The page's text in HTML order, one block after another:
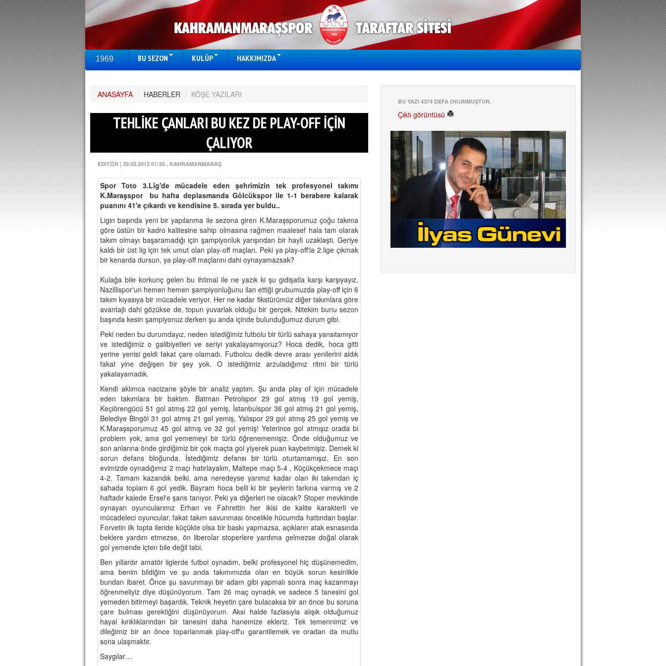
1969 BU SEZON KULÜP HAKKIMIZDA
ANASAYFA / HABERLER / KÖŞE YAZILARI
TEHLİKE ÇANLARI BU KEZ DE PLAY-OFF İÇİN
ÇALIYOR
EDITÖR | 29.02.2012 01:55 , KAHRAMANMARAŞ
Spor Toto 3.Lig'de mücadele eden şehrimizin tek profesyonel takımı
K.Maraşspor bu hafta deplasmanda Gölcükspor ile 1-1 berabere kalarak
puanını 41'e çıkardı ve kendisine 5. sırada yer buldu..
Ligin başında yeni bir yapılanma ile sezona giren K.Maraşsporumuz çoğu takıma
göre üstün bir kadro kalitesine sahip olmasına rağmen maalesef hala tam olarak
takım olmayı başaramadığı için şampiyonluk yarışından bir hayli uzaklaştı. Geriye
kaldı bir üst lig için tek umut olan play-off maçları. Peki ya play-off'la 2.lige çıkmak
bir kenarda dursun, ya play-off maçlarını dahi oynayamazsak?
Kulağa bile korkunç gelen bu ihtimal ile ne yazık ki şu gidişatla karşı karşıyayız.
Nazillispor'un hemen hemen şampiyonluğunu ilan ettiği grubumuzda play-off için 6
takım kıyasıya bir mücadele veriyor. Her ne kadar fikstürümüz diğer takımlara göre
avantajlı dahi gözükse de, topun yuvarlak olduğu bir gerçek. Nitekim bunu sezon
başında kesin şampiyonuz derken şu anda içinde bulunduğumuz durum gibi.
Peki neden bu durumdayız, neden istediğimiz futbolu bir türlü sahaya yansıtamıyor
ve istediğimiz o galibiyetleri ve seriyi yakalayamıyoruz? Hoca dedik, hoca gitti
yerine yenisi geldi fakat çare olamadı. Futbolcu dedik devre arası yenilerini aldık
fakat yine değişen bir şey yok. O istediğimiz arzuladığımız ritmi bir türlü
yakalayamadık.
Kendi aklımca nacizane şöyle bir analiz yaptım. Şu anda play of için mücadele
eden takımlara bir baktım. Batman Petrolspor 29 gol atmış 19 gol yemiş,
Keçiörengücü 51 gol atmış 22 gol yemiş, İstanbulspor 36 gol atmış 21 gol yemiş,
Belediye Bingöl 31 gol atmış 21 gol yemiş, Yalıspor 29 gol atmış 25 gol yemiş ve
K.Maraşsporumuz 45 gol atmış ve 32 gol yemiş! Yeterince gol atmışız orada bi
problem yok, ama gol yememeyi bir türlü öğrenememişiz. Önde olduğumuz ve
son anlarına önde girdiğimiz bir çok maçta gol yiyerek puan kaybetmişiz. Demek ki
sorun defans bloğunda. İstediğimiz defansı bir türlü oturtamamışız. En son
evimizde oynadığımız 2 maçı hatırlayalım, Maltepe maçı 5-4 , Küçükçekmece maçı
4-2. Tamam kazandık belki, ama neredeyse yarımız kadar olan iki takımdan iç
sahada toplam 6 gol yedik. Bayram hoca belli ki bir şeylerin farkına varmış ve 2
haftadır kalede Ersel'e şans tanıyor. Peki ya diğerleri ne olacak? Stoper mevkiinde
oynayan oyuncularımız Erhan ve Fahrettin her ikisi de kalite karakterli ve
mücadeleci oyuncular, fakat takım savunması öncelikle hücumda hattından başlar.
Forvetin ilk topta ileride küçükte olsa bir baskı yapmazsa, açıkların atak esnasında
beklere yardım etmezse, ön liberolar stoperlere yardıma gelmezse doğal olarak
gol yemende içten bile değil tabi.
Ben yıllardır amatör liglerde futbol oynadım, belki profesyonel hiç düşünemedim,
ama benim bildiğim ve şu anda takımımızda olan en büyük sorun kesinlikle
bundan ibaret. Önce şu savunmayı bir adam gibi yapmalı sonra maç kazanmayı
öğrenmeliyiz diye düşünüyorum. Tam 26 maç oynadık ve sadece 5 tanesini gol
yemeden bitirmeyi başardık. Teknik heyetin çare bulacaksa bir an önce bu soruna
çare bulması gerektiğini düşünüyorum. Aksi halde fazlasıyla alışık olduğumuz
hayal kırıklıklarından bir tanesini daha hanemize ekleriz. Tek temennimiz ve
dileğimiz bir an önce toparlanmak play-off'u garantilemek ve oradan da mutlu
sona ulaşmaktır.
Saygılar…
BU YAZI 4374 DEFA OKUNMUŞTUR.
Çıktı görüntüsü